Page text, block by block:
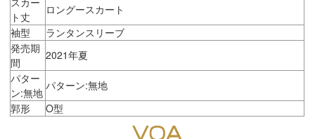
ト丈
ロングースカート
袖型
ランタンスリーブ
発売期
間
2021年夏
パター
ン:無地
パターン:無地
郭形
O型